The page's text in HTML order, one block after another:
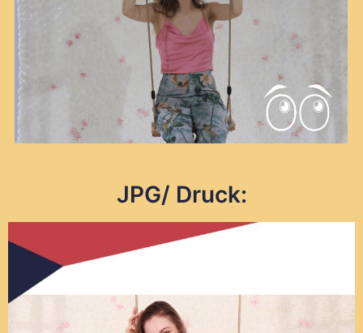
JPG/ Druck: